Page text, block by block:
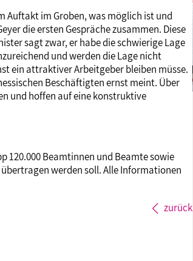
Auftakt im Groben, was möglich ist und
die ersten Gespräche zusammen. Diese
sagt zwar, er habe die schwierige Lage
und werden die Lage nicht
ein attraktiver Arbeitgeber bleiben müsse.
Beschäftigten ernst meint. Über
und hoffen auf eine konstruktive
120.000 Beamtinnen und Beamte sowie
werden soll. Alle Informationen
zurück